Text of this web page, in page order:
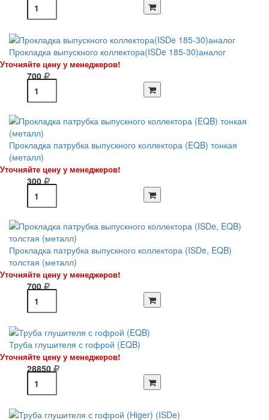
Прокладка выпускного коллектора(ISDe 185-30)аналог
Уточняйте цену у менеджеров!
700
Прокладка патрубка выпускного коллектора (EQB) тонкая
(металл)
Уточняйте цену у менеджеров!
300
Прокладка патрубка выпускного коллектора (ISDe, EQB)
толстая (металл)
Уточняйте цену у менеджеров!
700
Труба глушителя с гофрой (EQB)
Уточняйте цену у менеджеров!
28850